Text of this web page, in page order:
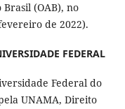
Brasil (OAB), no
de 2022).
FEDERAL
Federal do
UNAMA, Direito